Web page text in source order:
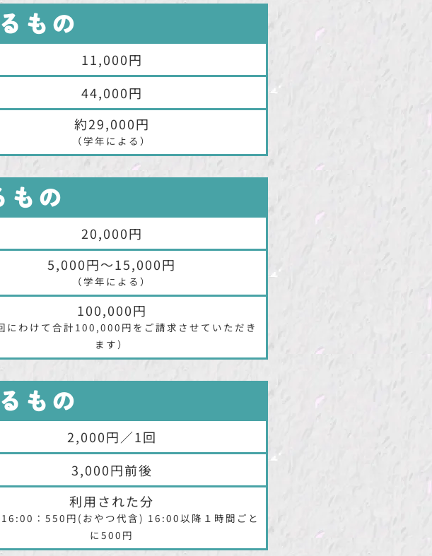
もの
11,000円
44,000円
約29,000円
（学年による）
もの
20,000円
5,000円〜15,000円
（学年による）
100,000円
にわけて合計100,000円をご請求させていただき
ます）
もの
2,000円／1回
3,000円前後
利用された分
：550円(おやつ代含) 16:00以降１時間ごと
に500円